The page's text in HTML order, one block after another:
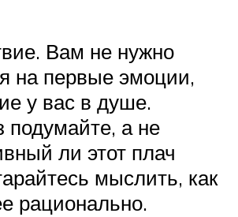
Вам не нужно
на первые эмоции,
у вас в душе.
а не
ли этот плач
мыслить, как
рационально.